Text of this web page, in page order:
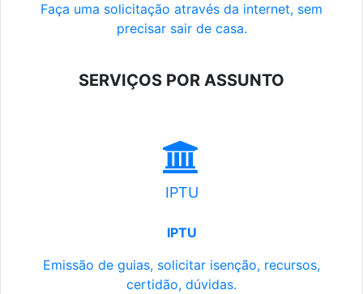
Faça uma solicitação através da internet, sem
precisar sair de casa.
SERVIÇOS POR ASSUNTO
IPTU
IPTU
Emissão de guias, solicitar isenção, recursos,
certidão, dúvidas.